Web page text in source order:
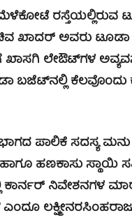
ರಸ್ತೆಯಲ್ಲಿರುವ
ಖಾದರ್ ಅವರು ಟೂಡಾ
ಲೇಔಟ್‍ಗಳ
ಬಜೆಟ್‍ನಲ್ಲಿ
ಪಾಲಿಕೆ ಸದಸ್ಯ
ಹಣಕಾಸು ಸ್ಥಾಯಿ
ಕಾರ್ನರ್ ನಿವೇಶನಗಳ